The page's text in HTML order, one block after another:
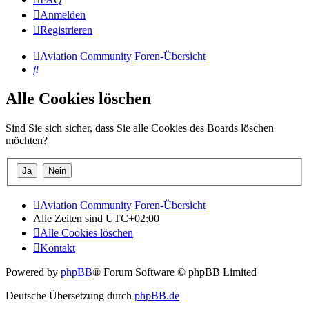
Anmelden
Registrieren
Aviation Community Foren-Übersicht
Suche
Alle Cookies löschen
Sind Sie sich sicher, dass Sie alle Cookies des Boards löschen
möchten?
Aviation Community Foren-Übersicht
Alle Zeiten sind UTC+02:00
Alle Cookies löschen
Kontakt
Powered by phpBB® Forum Software © phpBB Limited
Deutsche Übersetzung durch phpBB.de